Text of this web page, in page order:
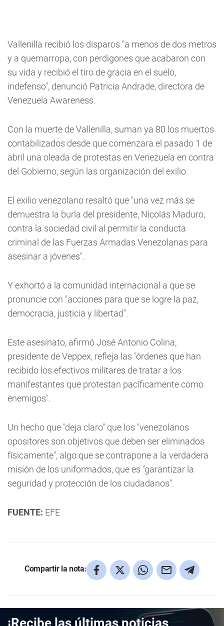
Vallenilla recibió los disparos "a menos de dos metros
y a quemarropa, con perdigones que acabaron con
su vida y recibió el tiro de gracia en el suelo,
indefenso", denunció Patricia Andrade, directora de
Venezuela Awareness.
Con la muerte de Vallenilla, suman ya 80 los muertos
contabilizados desde que comenzara el pasado 1 de
abril una oleada de protestas en Venezuela en contra
del Gobierno, según las organización del exilio.
El exilio venezolano resaltó que "una vez más se
demuestra la burla del presidente, Nicolás Maduro,
contra la sociedad civil al permitir la conducta
criminal de las Fuerzas Armadas Venezolanas para
asesinar a jóvenes".
Y exhortó a la comunidad internacional a que se
pronuncie con "acciones para que se logre la paz,
democracia, justicia y libertad".
Este asesinato, afirmó José Antonio Colina,
presidente de Veppex, refleja las "órdenes que han
recibido los efectivos militares de tratar a los
manifestantes que protestan pacíficamente como
enemigos".
Un hecho que "deja claro" que los "venezolanos
opositores son objetivos que deben ser eliminados
físicamente", algo que se contrapone a la verdadera
misión de los uniformados, que es "garantizar la
seguridad y protección de los ciudadanos".
FUENTE: EFE
Compartir la nota:
¡Recibe las últimas noticias